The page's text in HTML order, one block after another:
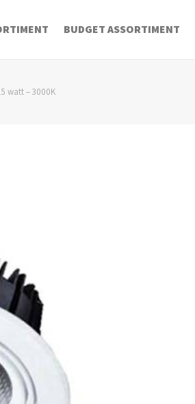
BUDGET ASSORTIMENT
watt – 3000K